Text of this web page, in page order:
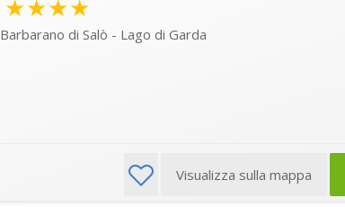
★★★★
Barbarano di Salò - Lago di Garda
Visualizza sulla mappa